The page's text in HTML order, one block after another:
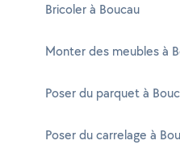
Bricoler à Boucau
Monter des meubles à
Poser du parquet à
Poser du carrelage à